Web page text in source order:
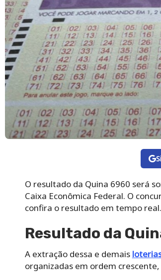
O resultado da Quina 6960 será
Caixa Econômica Federal. O
confira o resultado em tempo real.
Resultado da
A extração dessa e demais
organizadas em ordem